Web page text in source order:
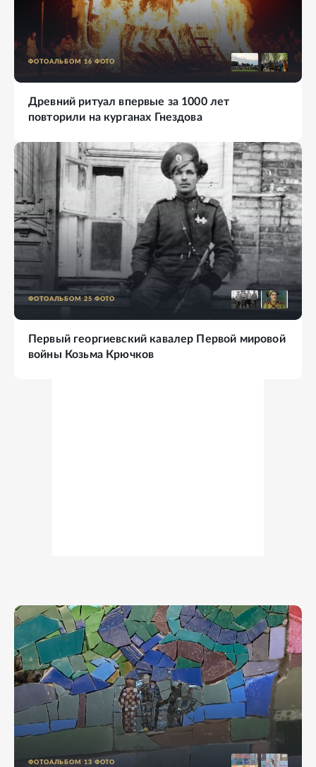
ФОТОАЛЬБОМ 16ФОТО
Древний ритуал впервые за 1000 лет
повторили на курганах Гнездова
ФОТОАЛЬБОМ 25 ФОТО
Первый георгиевский кавалер Первой мировой
войны Козьма Крючков
ФОТОАЛЬБОМ 13 ФОТО